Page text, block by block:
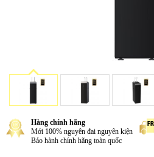
Hàng chính hãng
Mới 100% nguyên đai nguyên kiện
Bảo hành chính hãng toàn quốc